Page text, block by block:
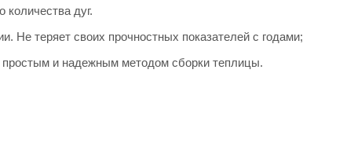
количества дуг.
Не теряет своих прочностных показателей с годами;
простым и надежным методом сборки теплицы.